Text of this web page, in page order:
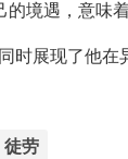
境遇，意味
时展现了他
徒劳